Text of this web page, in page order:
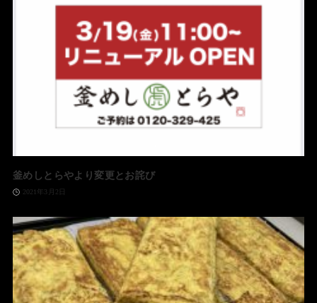
釜めしとらやより変更とお詫び
2021年3月2日